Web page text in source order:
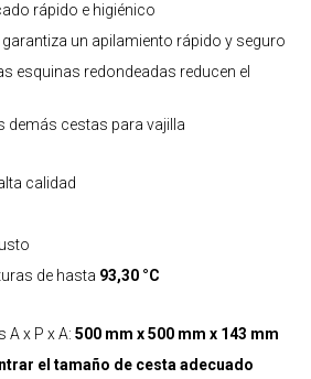
rápido e higiénico
un apilamiento rápido y seguro
esquinas redondeadas reducen el
demás cestas para vajilla
calidad
de hasta 93,30 °C
A x P x A: 500 mm x 500 mm x 143 mm
el tamaño de cesta adecuado